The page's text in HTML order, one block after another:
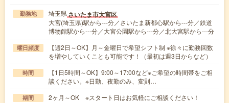
勤務地 埼玉県さいたま市大宮区
大宮(埼玉県)駅から---分／さいたま新都心駅から---分／鉄道
博物館駅から---分／大宮公園駅から---分／北大宮駅から---分
曜日頻度
【週2日～OK】月～金曜日で希望シフト制 ※徐々に勤務回数
を増やしていくことも可能です！（最初は週3日からなど）
時間
【1日5時間～OK】9:00～17:00など※ご希望の時間帯をご相
談ください。※日勤、夜勤のみ、変則…
期間 2ヶ月～OK ※スタート日はお気軽にご相談ください！